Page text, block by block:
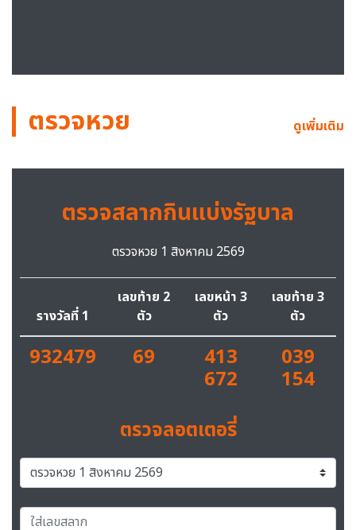
ตรวจหวย ดูเพิ่มเติม
ตรวจสลากกินแบ่งรัฐบาล
ตรวจหวย 1 สิงหาคม 2569
รางวัลที่ 1
เลขท้าย 2
ตัว
เลขหน้า 3
ตัว
เลขท้าย 3
ตัว
932479 69 413
672
039
154
ตรวจลอตเตอรี่